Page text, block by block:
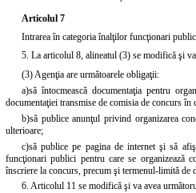
Articolul 7
Intrarea în categoria înalţilor funcţionari
5. La articolul 8, alineatul (3) se modifică şi
(3) Agenţia are următoarele obligaţii:
a)să întocmească documentaţia pentru
documentaţiei transmise de comisia de concurs
b)să publice anunţul privind organizarea
ulterioare;
c)să publice pe pagina de internet şi să
funcţionari publici pentru care se organizează
înscriere la concurs, precum şi termenul-limită de
6. Articolul 11 se modifică şi va avea